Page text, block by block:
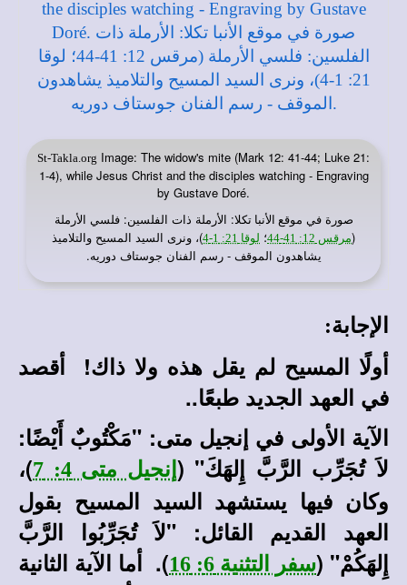
St-Takla.org Image: The widow's mite (Mark 12: 41-44; Luke 21:
1-4), while Jesus Christ and the disciples watching - Engraving
by Gustave Doré.
صورة في موقع الأنبا تكلا: الأرملة ذات الفلسين: فلسي الأرملة
(مرقس 12: 41-44 ؛ لوقا 21: 1-4
)، ونرى السيد المسيح والتلاميذ
يشاهدون الموقف - رسم الفنان جوستاف دوريه.
الإجابة:
أولًا المسيح لم يقل هذه ولا ذاك! أقصد
في العهد الجديد طبعًا..
الآية الأولى في إنجيل متى: "مَكْتُوبٌ أَيْضًا:
لاَ تُجَرِّب الرَّبَّ إِلهَكَ" ( إنجيل متى 4: 7
)،
وكان فيها يستشهد السيد المسيح بقول
العهد القديم القائل: "لاَ تُجَرِّبُوا الرَّبَّ
إِلهَكُمْ" (سفر التثنية 6: 16
). أما الآية الثانية